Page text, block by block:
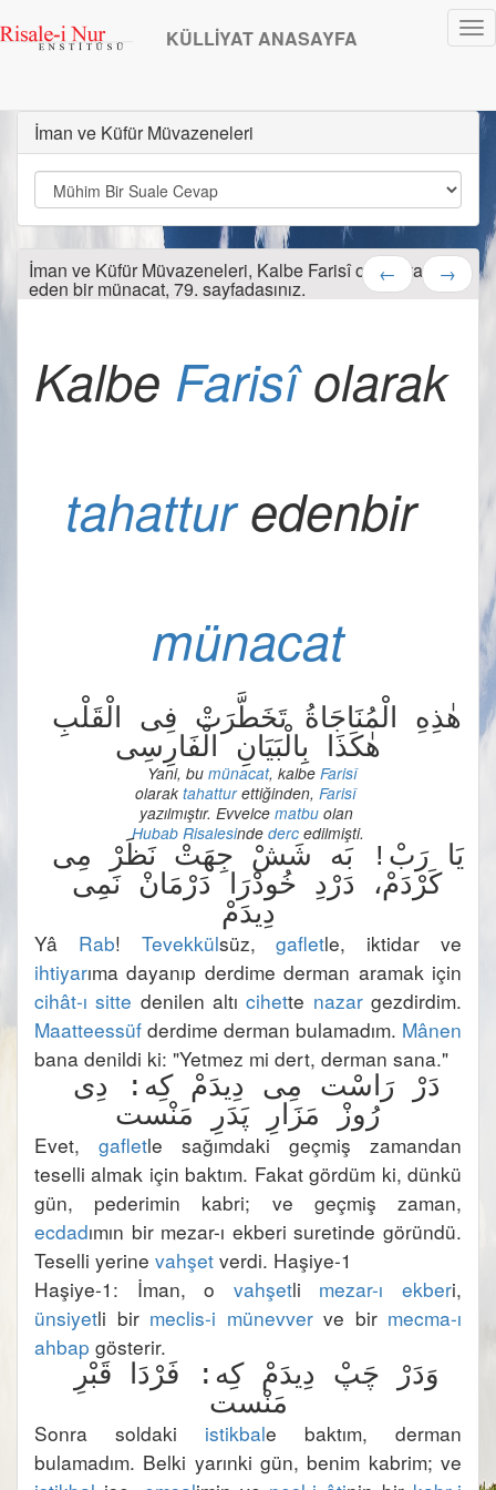
KÜLLİYAT ANASAYFA
İman ve Küfür Müvazeneleri
İman ve Küfür Müvazeneleri, Kalbe Farisî olarak tahattur
eden bir münacat, 79. sayfadasınız.
← →
Kalbe Farisî
olarak
tahattur
edenbir
münacat
Yani, bu münacat, kalbe Farisî
olarak tahattur ettiğinden, Farisî
yazılmıştır. Evvelce matbu
olan
Hubab Risalesinde derc
Yâ Rab! Tevekkülsüz, gaflet
ihtiyar
cihât-ı sitte denilen altı cihette nazar
Maatteessüf derdime derman bulamadım. Mânen
Evet, gafletle sağımdaki geçmiş zamandan
teselli almak için baktım. Fakat gördüm ki, dünkü
ecdadımın bir mezar-ı ekberi suretinde göründü.
Teselli yerine vahşet
Haşiye-1: İman, o vahşetli mezar-ı ekber
ünsiyetli bir meclis-i münevver ve bir mecma-ı
ahbap
Sonra soldaki istikbale baktım, derman